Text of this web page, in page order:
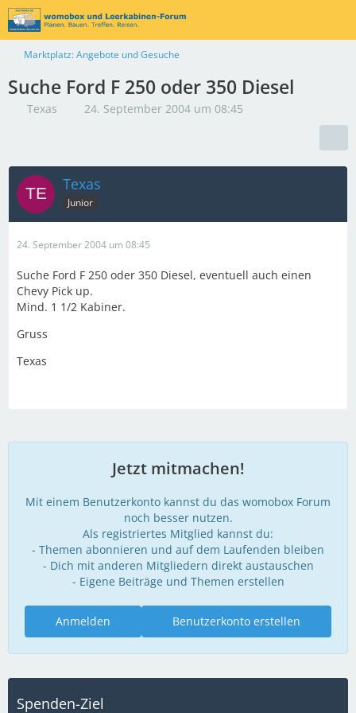
Marktplatz: Angebote und Gesuche
Suche Ford F 250 oder 350 Diesel
Texas 24. September 2004 um 08:45
Texas
Junior
24. September 2004 um 08:45
Suche Ford F 250 oder 350 Diesel, eventuell auch einen
Chevy Pick up.
Mind. 1 1/2 Kabiner.
Gruss
Texas
Jetzt mitmachen!
Mit einem Benutzerkonto kannst du das womobox Forum
noch besser nutzen.
Als registriertes Mitglied kannst du:
- Themen abonnieren und auf dem Laufenden bleiben
- Dich mit anderen Mitgliedern direkt austauschen
- Eigene Beiträge und Themen erstellen
Benutzerkonto erstellen
Anmelden
Spenden-Ziel